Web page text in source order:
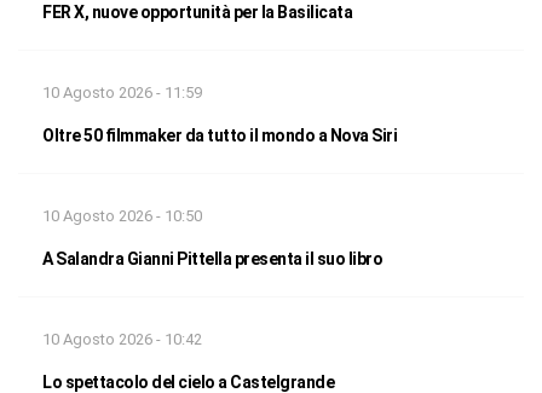
FER X, nuove opportunità per la Basilicata
10 Agosto 2026 - 11:59
Oltre 50 filmmaker da tutto il mondo a Nova Siri
10 Agosto 2026 - 10:50
A Salandra Gianni Pittella presenta il suo libro
10 Agosto 2026 - 10:42
Lo spettacolo del cielo a Castelgrande